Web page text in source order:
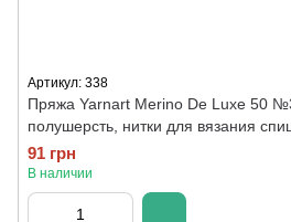
Артикул: 338
Пряжа Yarnart Merino De Luxe 50
полушерсть, нитки для вязания
91 грн
В наличии